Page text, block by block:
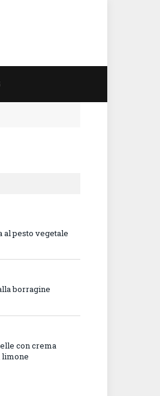
al pesto vegetale
borragine
con crema
limone